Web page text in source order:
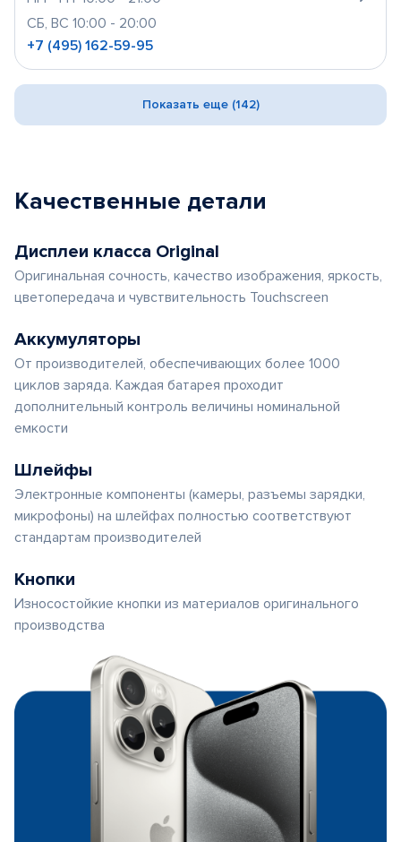
СБ, ВС 10:00 - 20:00
+7 (495) 162-59-95
Показать еще (142)
Качественные детали
Дисплеи класса Original
Оригинальная сочность, качество изображения, яркость,
цветопередача и чувствительность Touchscreen
Аккумуляторы
От производителей, обеспечивающих более 1000
циклов заряда. Каждая батарея проходит
дополнительный контроль величины номинальной
емкости
Шлейфы
Электронные компоненты (камеры, разъемы зарядки,
микрофоны) на шлейфах полностью соответствуют
стандартам производителей
Кнопки
Износостойкие кнопки из материалов оригинального
производства